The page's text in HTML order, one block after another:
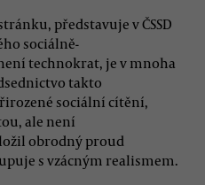
představuje v ČSSD
sociálně-
technokrat, je v mnoha
takto
sociální cítění,
ale není
obrodný proud
s vzácným realismem.